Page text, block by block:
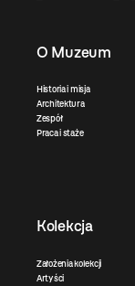
O Muzeum
Historia i misja
Architektura
Zespół
Praca i staże
Kolekcja
Założenia kolekcji
Artyści